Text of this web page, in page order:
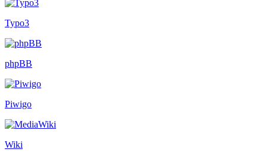
Typo3
phpBB
Piwigo
Wiki